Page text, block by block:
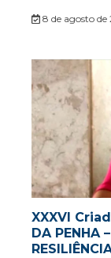
8 de agosto de
XXXVI
DA PENHA